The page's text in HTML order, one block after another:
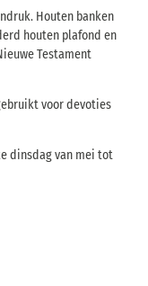
Houten banken
houten plafond en
Testament
voor devoties
dinsdag van mei tot